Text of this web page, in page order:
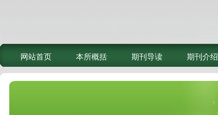
网站首页 本所概括 期刊导读 期刊介绍